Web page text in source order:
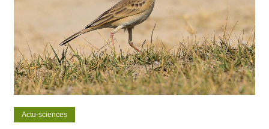
Actu-sciences